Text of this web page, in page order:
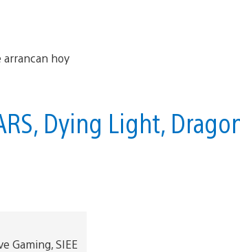
Dying Light,
Gaming, SIEE